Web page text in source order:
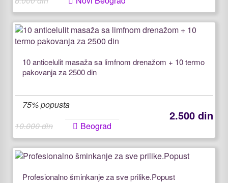
10 anticelulit masaža sa limfnom drenažom + 10 termo
pakovanja za 2500 din
75% popusta
2.500 din
10.000 din Beograd
Profesionalno šminkanje za sve prilike.Popust